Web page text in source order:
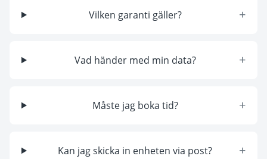
Vilken garanti gäller? +
Vad händer med min data? +
Måste jag boka tid? +
Kan jag skicka in enheten via post? +